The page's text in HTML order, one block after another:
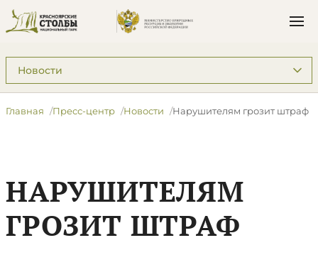
Подразделы: Пресс-центр
Главная Пресс-центр Новости ​Нарушителям грозит штраф
​НАРУШИТЕЛЯМ
ГРОЗИТ ШТРАФ